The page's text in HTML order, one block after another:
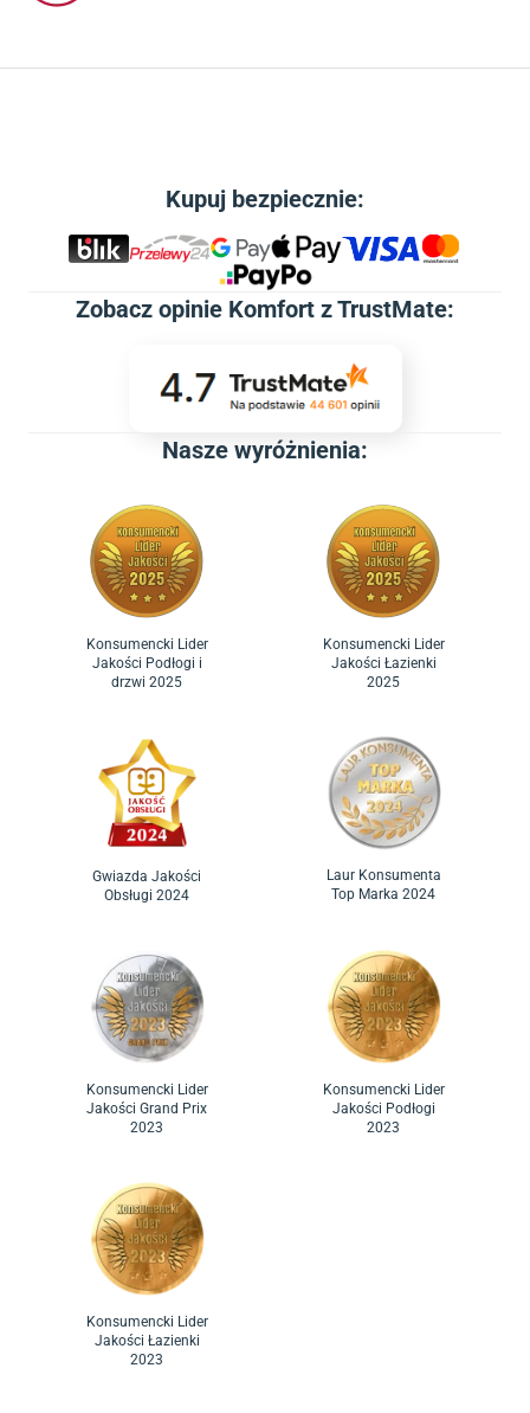
Kupuj bezpiecznie:
Zobacz opinie Komfort z TrustMate:
Nasze wyróżnienia:
Konsumencki Lider
Jakości Podłogi i
drzwi 2025
Konsumencki Lider
Jakości Łazienki
2025
Gwiazda Jakości
Obsługi 2024
Laur Konsumenta
Top Marka 2024
Konsumencki Lider
Jakości Grand Prix
2023
Konsumencki Lider
Jakości Podłogi
2023
Konsumencki Lider
Jakości Łazienki
2023